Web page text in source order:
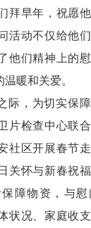
拜早年，祝愿他
活动不仅给他
他们精神上的
暖和关爱。
际，为切实保
片检查中心联
社区开展春节走
关怀与新春祝
障物资，与
状况、家庭收